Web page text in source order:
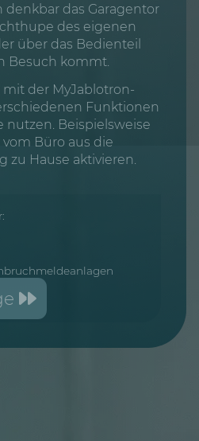
denkbar das Garagentor
des eigenen
über das Bedienteil
Besuch kommt.
der MyJablotron-
Funktionen
nutzen. Beispielsweise
Büro aus die
zu Hause aktivieren.